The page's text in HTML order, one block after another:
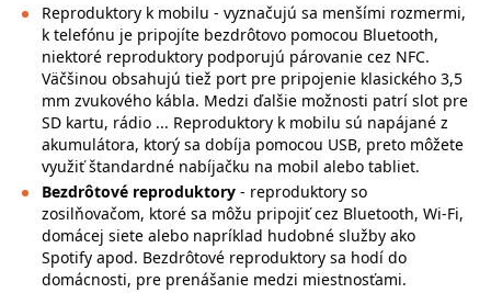
Reproduktory k mobilu - vyznačujú sa menšími rozmermi,
k telefónu je pripojíte bezdrôtovo pomocou Bluetooth,
niektoré reproduktory podporujú párovanie cez NFC.
Väčšinou obsahujú tiež port pre pripojenie klasického 3,5
mm zvukového kábla. Medzi ďalšie možnosti patrí slot pre
SD kartu, rádio ... Reproduktory k mobilu sú napájané z
akumulátora, ktorý sa dobíja pomocou USB, preto môžete
využiť štandardné nabíjačku na mobil alebo tabliet.
Bezdrôtové reproduktory - reproduktory so
zosilňovačom, ktoré sa môžu pripojiť cez Bluetooth, Wi-Fi,
domácej siete alebo napríklad hudobné služby ako
Spotify apod. Bezdrôtové reproduktory sa hodí do
domácnosti, pre prenášanie medzi miestnosťami.